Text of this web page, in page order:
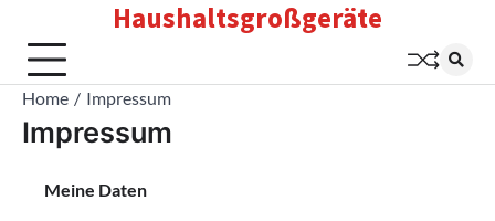
content
Haushaltsgroßgeräte
Home Impressum
Impressum
Meine Daten